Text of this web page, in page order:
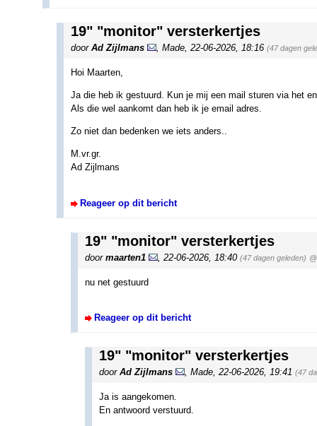
19" "monitor" versterkertjes
door Ad Zijlmans , Made, 22-06-2026, 18:16 (47 dagen
Hoi Maarten,
Ja die heb ik gestuurd. Kun je mij een mail sturen via het
Als die wel aankomt dan heb ik je email adres.
Zo niet dan bedenken we iets anders..
M.vr.gr.
Ad Zijlmans
Reageer op dit bericht
19" "monitor" versterkertjes
door maarten1 22-06-2026, 18:40 (47 dagen geleden)
nu net gestuurd
Reageer op dit bericht
19" "monitor" versterkertjes
door Ad Zijlmans Made 22-06-2026, 19:41 (47
Ja is aangekomen.
En antwoord verstuurd.